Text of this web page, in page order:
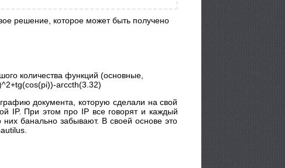
решение, которое может быть получено
количества функций (основные,
arccth(3.32)
документа, которую сделали на свой
IP. При этом про IP все говорят и каждый
банально забывают. В своей основе это